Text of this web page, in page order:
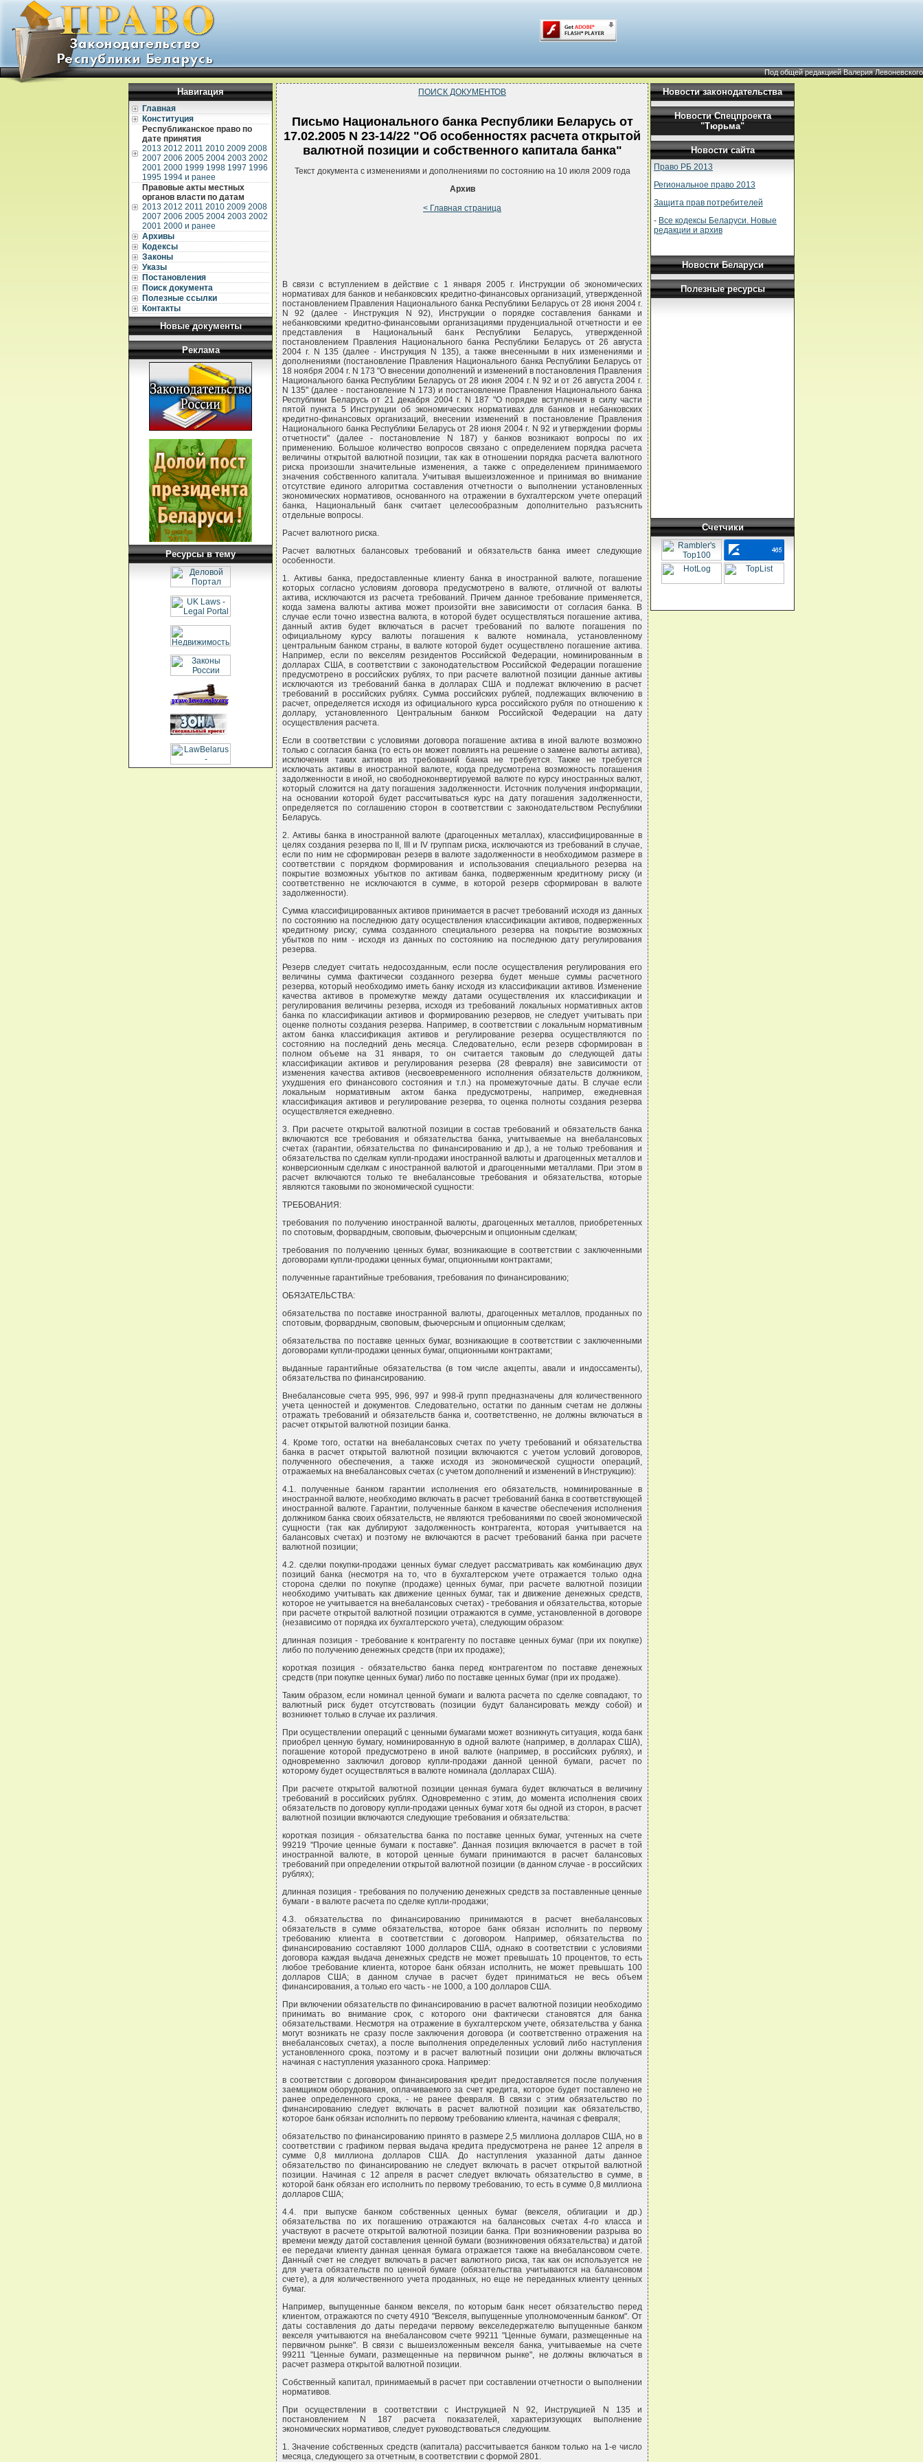
Под общей редакцией Валерия Левоневского
Навигация
Главная
Конституция
Республиканское право по
дате принятия
2013 2012 2011 2010 2009 2008
2007 2006 2005 2004 2003 2002
2001 2000 1999 1998 1997 1996
1995 1994 и ранее
Правовые акты местных
органов власти по датам
2013 2012 2011 2010 2009 2008
2007 2006 2005 2004 2003 2002
2001 2000 и ранее
Архивы
Кодексы
Законы
Указы
Постановления
Поиск документа
Полезные ссылки
Контакты
Новые документы
Реклама
Ресурсы в тему
ПОИСК ДОКУМЕНТОВ
Письмо Национального банка Республики Беларусь от
17.02.2005 N 23-14/22 "Об особенностях расчета открытой
валютной позиции и собственного капитала банка"
Текст документа с изменениями и дополнениями по состоянию на 10 июля 2009 года
Архив
< Главная страница
В связи с вступлением в действие с 1 января 2005 г. Инструкции об экономических
нормативах для банков и небанковских кредитно-финансовых организаций, утвержденной
постановлением Правления Национального банка Республики Беларусь от 28 июня 2004 г.
N 92 (далее - Инструкция N 92), Инструкции о порядке составления банками и
небанковскими кредитно-финансовыми организациями пруденциальной отчетности и ее
представления в Национальный банк Республики Беларусь, утвержденной
постановлением Правления Национального банка Республики Беларусь от 26 августа
2004 г. N 135 (далее - Инструкция N 135), а также внесенными в них изменениями и
дополнениями (постановление Правления Национального банка Республики Беларусь от
18 ноября 2004 г. N 173 "О внесении дополнений и изменений в постановления Правления
Национального банка Республики Беларусь от 28 июня 2004 г. N 92 и от 26 августа 2004 г.
N 135" (далее - постановление N 173) и постановление Правления Национального банка
Республики Беларусь от 21 декабря 2004 г. N 187 "О порядке вступления в силу части
пятой пункта 5 Инструкции об экономических нормативах для банков и небанковских
кредитно-финансовых организаций, внесении изменений в постановление Правления
Национального банка Республики Беларусь от 28 июня 2004 г. N 92 и утверждении формы
отчетности" (далее - постановление N 187) у банков возникают вопросы по их
применению. Большое количество вопросов связано с определением порядка расчета
величины открытой валютной позиции, так как в отношении порядка расчета валютного
риска произошли значительные изменения, а также с определением принимаемого
значения собственного капитала. Учитывая вышеизложенное и принимая во внимание
отсутствие единого алгоритма составления отчетности о выполнении установленных
экономических нормативов, основанного на отражении в бухгалтерском учете операций
банка, Национальный банк считает целесообразным дополнительно разъяснить
отдельные вопросы.
Расчет валютного риска.
Расчет валютных балансовых требований и обязательств банка имеет следующие
особенности.
1. Активы банка, предоставленные клиенту банка в иностранной валюте, погашение
которых согласно условиям договора предусмотрено в валюте, отличной от валюты
актива, исключаются из расчета требований. Причем данное требование применяется,
когда замена валюты актива может произойти вне зависимости от согласия банка. В
случае если точно известна валюта, в которой будет осуществляться погашение актива,
данный актив будет включаться в расчет требований по валюте погашения по
официальному курсу валюты погашения к валюте номинала, установленному
центральным банком страны, в валюте которой будет осуществлено погашение актива.
Например, если по векселям резидентов Российской Федерации, номинированным в
долларах США, в соответствии с законодательством Российской Федерации погашение
предусмотрено в российских рублях, то при расчете валютной позиции данные активы
исключаются из требований банка в долларах США и подлежат включению в расчет
требований в российских рублях. Сумма российских рублей, подлежащих включению в
расчет, определяется исходя из официального курса российского рубля по отношению к
доллару, установленного Центральным банком Российской Федерации на дату
осуществления расчета.
Если в соответствии с условиями договора погашение актива в иной валюте возможно
только с согласия банка (то есть он может повлиять на решение о замене валюты актива),
исключения таких активов из требований банка не требуется. Также не требуется
исключать активы в иностранной валюте, когда предусмотрена возможность погашения
задолженности в иной, но свободноконвертируемой валюте по курсу иностранных валют,
который сложится на дату погашения задолженности. Источник получения информации,
на основании которой будет рассчитываться курс на дату погашения задолженности,
определяется по соглашению сторон в соответствии с законодательством Республики
Беларусь.
2. Активы банка в иностранной валюте (драгоценных металлах), классифицированные в
целях создания резерва по II, III и IV группам риска, исключаются из требований в случае,
если по ним не сформирован резерв в валюте задолженности в необходимом размере в
соответствии с порядком формирования и использования специального резерва на
покрытие возможных убытков по активам банка, подверженным кредитному риску (и
соответственно не исключаются в сумме, в которой резерв сформирован в валюте
задолженности).
Сумма классифицированных активов принимается в расчет требований исходя из данных
по состоянию на последнюю дату осуществления классификации активов, подверженных
кредитному риску; сумма созданного специального резерва на покрытие возможных
убытков по ним - исходя из данных по состоянию на последнюю дату регулирования
резерва.
Резерв следует считать недосозданным, если после осуществления регулирования его
величины сумма фактически созданного резерва будет меньше суммы расчетного
резерва, который необходимо иметь банку исходя из классификации активов. Изменение
качества активов в промежутке между датами осуществления их классификации и
регулирования величины резерва, исходя из требований локальных нормативных актов
банка по классификации активов и формированию резервов, не следует учитывать при
оценке полноты создания резерва. Например, в соответствии с локальным нормативным
актом банка классификация активов и регулирование резерва осуществляются по
состоянию на последний день месяца. Следовательно, если резерв сформирован в
полном объеме на 31 января, то он считается таковым до следующей даты
классификации активов и регулирования резерва (28 февраля) вне зависимости от
изменения качества активов (несвоевременного исполнения обязательств должником,
ухудшения его финансового состояния и т.п.) на промежуточные даты. В случае если
локальным нормативным актом банка предусмотрены, например, ежедневная
классификация активов и регулирование резерва, то оценка полноты создания резерва
осуществляется ежедневно.
3. При расчете открытой валютной позиции в состав требований и обязательств банка
включаются все требования и обязательства банка, учитываемые на внебалансовых
счетах (гарантии, обязательства по финансированию и др.), а не только требования и
обязательства по сделкам купли-продажи иностранной валюты и драгоценных металлов и
конверсионным сделкам с иностранной валютой и драгоценными металлами. При этом в
расчет включаются только те внебалансовые требования и обязательства, которые
являются таковыми по экономической сущности:
ТРЕБОВАНИЯ:
требования по получению иностранной валюты, драгоценных металлов, приобретенных
по спотовым, форвардным, своповым, фьючерсным и опционным сделкам;
требования по получению ценных бумаг, возникающие в соответствии с заключенными
договорами купли-продажи ценных бумаг, опционными контрактами;
полученные гарантийные требования, требования по финансированию;
ОБЯЗАТЕЛЬСТВА:
обязательства по поставке иностранной валюты, драгоценных металлов, проданных по
спотовым, форвардным, своповым, фьючерсным и опционным сделкам;
обязательства по поставке ценных бумаг, возникающие в соответствии с заключенными
договорами купли-продажи ценных бумаг, опционными контрактами;
выданные гарантийные обязательства (в том числе акцепты, авали и индоссаменты),
обязательства по финансированию.
Внебалансовые счета 995, 996, 997 и 998-й групп предназначены для количественного
учета ценностей и документов. Следовательно, остатки по данным счетам не должны
отражать требований и обязательств банка и, соответственно, не должны включаться в
расчет открытой валютной позиции банка.
4. Кроме того, остатки на внебалансовых счетах по учету требований и обязательства
банка в расчет открытой валютной позиции включаются с учетом условий договоров,
полученного обеспечения, а также исходя из экономической сущности операций,
отражаемых на внебалансовых счетах (с учетом дополнений и изменений в Инструкцию):
4.1. полученные банком гарантии исполнения его обязательств, номинированные в
иностранной валюте, необходимо включать в расчет требований банка в соответствующей
иностранной валюте. Гарантии, полученные банком в качестве обеспечения исполнения
должником банка своих обязательств, не являются требованиями по своей экономической
сущности (так как дублируют задолженность контрагента, которая учитывается на
балансовых счетах) и поэтому не включаются в расчет требований банка при расчете
валютной позиции;
4.2. сделки покупки-продажи ценных бумаг следует рассматривать как комбинацию двух
позиций банка (несмотря на то, что в бухгалтерском учете отражается только одна
сторона сделки по покупке (продаже) ценных бумаг, при расчете валютной позиции
необходимо учитывать как движение ценных бумаг, так и движение денежных средств,
которое не учитывается на внебалансовых счетах) - требования и обязательства, которые
при расчете открытой валютной позиции отражаются в сумме, установленной в договоре
(независимо от порядка их бухгалтерского учета), следующим образом:
длинная позиция - требование к контрагенту по поставке ценных бумаг (при их покупке)
либо по получению денежных средств (при их продаже);
короткая позиция - обязательство банка перед контрагентом по поставке денежных
средств (при покупке ценных бумаг) либо по поставке ценных бумаг (при их продаже).
Таким образом, если номинал ценной бумаги и валюта расчета по сделке совпадают, то
валютный риск будет отсутствовать (позиции будут балансировать между собой) и
возникнет только в случае их различия.
При осуществлении операций с ценными бумагами может возникнуть ситуация, когда банк
приобрел ценную бумагу, номинированную в одной валюте (например, в долларах США),
погашение которой предусмотрено в иной валюте (например, в российских рублях), и
одновременно заключил договор купли-продажи данной ценной бумаги, расчет по
которому будет осуществляться в валюте номинала (долларах США).
При расчете открытой валютной позиции ценная бумага будет включаться в величину
требований в российских рублях. Одновременно с этим, до момента исполнения своих
обязательств по договору купли-продажи ценных бумаг хотя бы одной из сторон, в расчет
валютной позиции включаются следующие требования и обязательства:
короткая позиция - обязательства банка по поставке ценных бумаг, учтенных на счете
99219 "Прочие ценные бумаги к поставке". Данная позиция включается в расчет в той
иностранной валюте, в которой ценные бумаги принимаются в расчет балансовых
требований при определении открытой валютной позиции (в данном случае - в российских
рублях);
длинная позиция - требования по получению денежных средств за поставленные ценные
бумаги - в валюте расчета по сделке купли-продажи;
4.3. обязательства по финансированию принимаются в расчет внебалансовых
обязательств в сумме обязательства, которое банк обязан исполнить по первому
требованию клиента в соответствии с договором. Например, обязательства по
финансированию составляют 1000 долларов США, однако в соответствии с условиями
договора каждая выдача денежных средств не может превышать 10 процентов, то есть
любое требование клиента, которое банк обязан исполнить, не может превышать 100
долларов США; в данном случае в расчет будет приниматься не весь объем
финансирования, а только его часть - не 1000, а 100 долларов США.
При включении обязательств по финансированию в расчет валютной позиции необходимо
принимать во внимание срок, с которого они фактически становятся для банка
обязательствами. Несмотря на отражение в бухгалтерском учете, обязательства у банка
могут возникать не сразу после заключения договора (и соответственно отражения на
внебалансовых счетах), а после выполнения определенных условий либо наступления
установленного срока, поэтому и в расчет валютный позиции они должны включаться
начиная с наступления указанного срока. Например:
в соответствии с договором финансирования кредит предоставляется после получения
заемщиком оборудования, оплачиваемого за счет кредита, которое будет поставлено не
ранее определенного срока, - не ранее февраля. В связи с этим обязательство по
финансированию следует включать в расчет валютной позиции как обязательство,
которое банк обязан исполнить по первому требованию клиента, начиная с февраля;
обязательство по финансированию принято в размере 2,5 миллиона долларов США, но в
соответствии с графиком первая выдача кредита предусмотрена не ранее 12 апреля в
сумме 0,8 миллиона долларов США. До наступления указанной даты данное
обязательство по финансированию не следует включать в расчет открытой валютной
позиции. Начиная с 12 апреля в расчет следует включать обязательство в сумме, в
которой банк обязан его исполнить по первому требованию, то есть в сумме 0,8 миллиона
долларов США;
4.4. при выпуске банком собственных ценных бумаг (векселя, облигации и др.)
обязательства по их погашению отражаются на балансовых счетах 4-го класса и
участвуют в расчете открытой валютной позиции банка. При возникновении разрыва во
времени между датой составления ценной бумаги (возникновения обязательства) и датой
ее передачи клиенту данная ценная бумага отражается также на внебалансовом счете.
Данный счет не следует включать в расчет валютного риска, так как он используется не
для учета обязательств по ценной бумаге (обязательства учитываются на балансовом
счете), а для количественного учета проданных, но еще не переданных клиенту ценных
бумаг.
Например, выпущенные банком векселя, по которым банк несет обязательство перед
клиентом, отражаются по счету 4910 "Векселя, выпущенные уполномоченным банком". От
даты составления до даты передачи первому векселедержателю выпущенные банком
векселя учитываются на внебалансовом счете 99211 "Ценные бумаги, размещенные на
первичном рынке". В связи с вышеизложенным векселя банка, учитываемые на счете
99211 "Ценные бумаги, размещенные на первичном рынке", не должны включаться в
расчет размера открытой валютной позиции.
Собственный капитал, принимаемый в расчет при составлении отчетности о выполнении
нормативов.
При осуществлении в соответствии с Инструкцией N 92, Инструкцией N 135 и
постановлением N 187 расчета показателей, характеризующих выполнение
экономических нормативов, следует руководствоваться следующим.
1. Значение собственных средств (капитала) рассчитывается банком только на 1-е число
месяца, следующего за отчетным, в соответствии с формой 2801.
Новости законодательства
Новости Спецпроекта
"Тюрьма"
Новости сайта
Право РБ 2013
Региональное право 2013
Защита прав потребителей
- Все кодексы Беларуси. Новые
редакции и архив
Новости Беларуси
Полезные ресурсы
Счетчики